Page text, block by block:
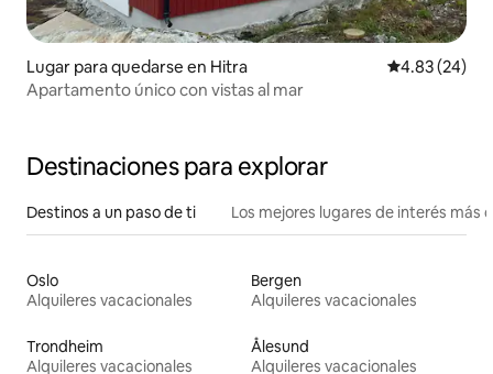
Lugar para quedarse en Hitra Calificación
4.83 (24)
Apartamento único con vistas al mar
Destinaciones para explorar
Destinos a un paso de ti Los mejores lugares de interés más
Oslo
Alquileres vacacionales
Bergen
Alquileres vacacionales
Trondheim
Alquileres vacacionales
Ålesund
Alquileres vacacionales